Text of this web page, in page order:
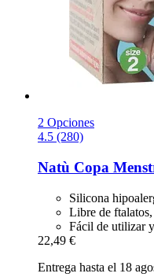
2 Opciones
4.5 (280)
Natù Copa
Silicona
Libre de
Fácil de utilizar
22,49 €
Entrega hasta el 18